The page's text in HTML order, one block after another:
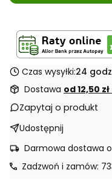
Czas wysyłki:24
Dostawa od 12,50 zł
Zapytaj o produkt
Udostępnij
Darmowa dostawa
Zadzwoń i zamów: